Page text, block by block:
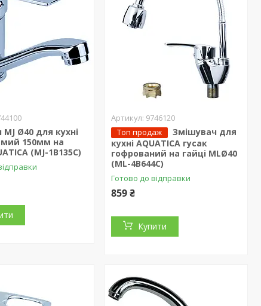
Ø40 для кухні
150мм на
(MJ-1B135C)
9746120
Топ продаж
Змішувач для
кухні AQUATICA гусак
гофрований на гайці MLØ40
(ML-4B644C)
Готово до відправки
859 ₴
Купити